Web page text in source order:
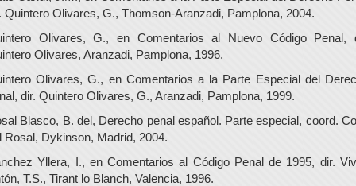
Quintero Olivares, G., Thomson-Aranzadi, Pamplona, 2004.
Olivares, G., en Comentarios al Nuevo Código Penal,
Olivares, Aranzadi, Pamplona, 1996.
Olivares, G., en Comentarios a la Parte Especial del
dir. Quintero Olivares, G., Aranzadi, Pamplona, 1999.
Blasco, B. del, Derecho penal español. Parte especial, coord.
Rosal, Dykinson, Madrid, 2004.
Yllera, I., en Comentarios al Código Penal de 1995, dir.
T.S., Tirant lo Blanch, Valencia, 1996.